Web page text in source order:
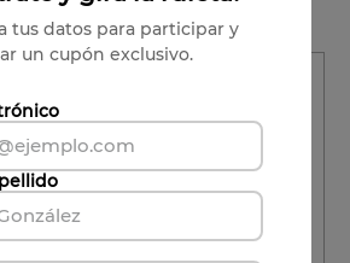
tus datos para participar y
un cupón exclusivo.